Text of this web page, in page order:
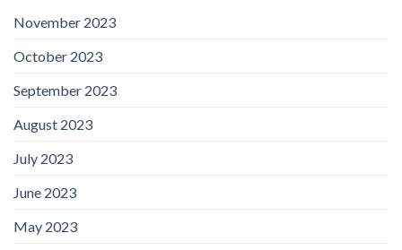
November 2023
October 2023
September 2023
August 2023
July 2023
June 2023
May 2023